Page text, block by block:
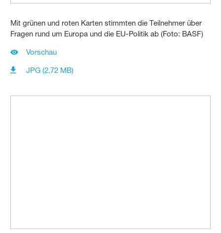
Mit grünen und roten Karten stimmten die Teilnehmer über
Fragen rund um Europa und die EU-Politik ab (Foto: BASF)
Vorschau
JPG (2,72 MB)